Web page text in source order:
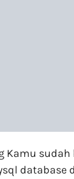
Kamu
database